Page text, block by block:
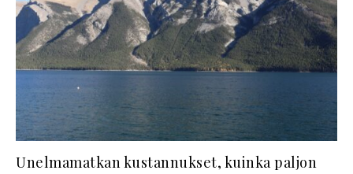
Unelmamatkan kustannukset, kuinka paljon